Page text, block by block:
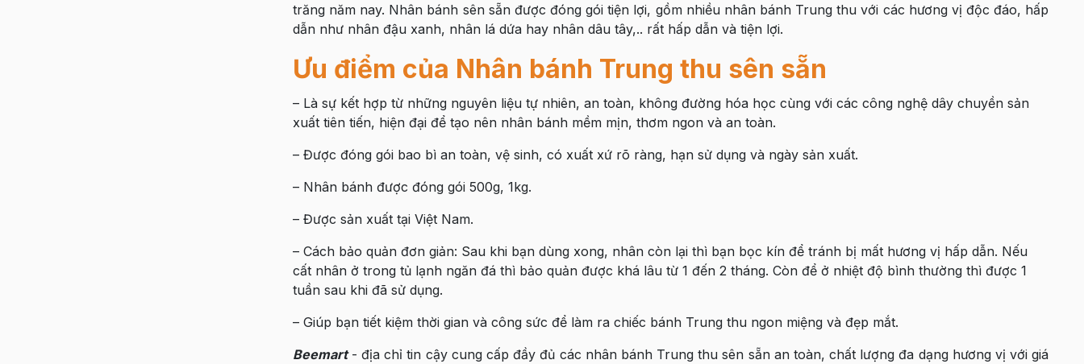
trăng năm nay. Nhân bánh sên sẵn được đóng gói tiện lợi, gồm nhiều nhân bánh Trung thu với các hương vị độc đáo, hấp
dẫn như nhân đậu xanh, nhân lá dứa hay nhân dâu tây,.. rất hấp dẫn và tiện lợi.
Ưu điểm của Nhân bánh Trung thu sên sẵn
– Là sự kết hợp từ những nguyên liệu tự nhiên, an toàn, không đường hóa học cùng với các công nghệ dây chuyền sản
xuất tiên tiến, hiện đại để tạo nên nhân bánh mềm mịn, thơm ngon và an toàn.
– Được đóng gói bao bì an toàn, vệ sinh, có xuất xứ rõ ràng, hạn sử dụng và ngày sản xuất.
– Nhân bánh được đóng gói 500g, 1kg.
– Được sản xuất tại Việt Nam.
– Cách bảo quản đơn giản: Sau khi bạn dùng xong, nhân còn lại thì bạn bọc kín để tránh bị mất hương vị hấp dẫn. Nếu
cất nhân ở trong tủ lạnh ngăn đá thì bảo quản được khá lâu từ 1 đến 2 tháng. Còn để ở nhiệt độ bình thường thì được 1
tuần sau khi đã sử dụng.
– Giúp bạn tiết kiệm thời gian và công sức để làm ra chiếc bánh Trung thu ngon miệng và đẹp mắt.
Beemart- địa chỉ tin cậy cung cấp đầy đủ các nhân bánh Trung thu sên sẵn an toàn, chất lượng đa dạng hương vị với giá